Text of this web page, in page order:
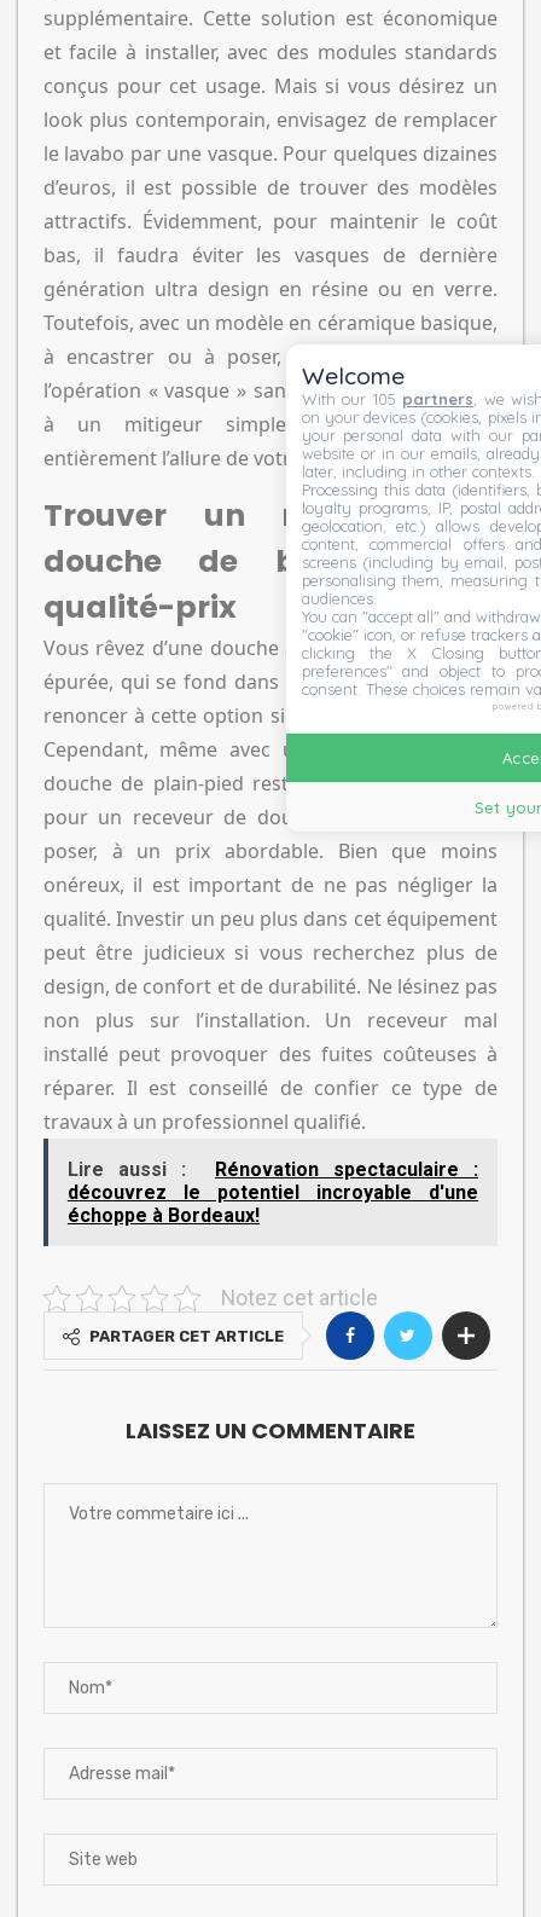
supplémentaire. Cette solution est économique
et facile à installer, avec des modules standards
conçus pour cet usage. Mais si vous désirez un
look plus contemporain, envisagez de remplacer
le lavabo par une vasque. Pour quelques dizaines
d’euros, il est possible de trouver des modèles
attractifs. Évidemment, pour maintenir le coût
bas, il faudra éviter les vasques de dernière
génération ultra design en résine ou en verre.
Toutefois, avec un modèle en céramique basique,
à encastrer ou à poser, vous pouvez réaliser
l’opération « vasque » sans vous ruiner. Associée
à un mitigeur simple, cela transformera
entièrement l’allure de votre espace de toilette.
Trouver un receveur de
douche de bon rapport
qualité-prix
Vous rêvez d’une douche à l’italienne, ouverte et
épurée, qui se fond dans le décor ? Vous devrez
renoncer à cette option si elle est trop coûteuse.
Cependant, même avec un budget limité, une
douche de plain-pied reste envisageable. Optez
pour un receveur de douche extra plat prêt à
poser, à un prix abordable. Bien que moins
onéreux, il est important de ne pas négliger la
qualité. Investir un peu plus dans cet équipement
peut être judicieux si vous recherchez plus de
design, de confort et de durabilité. Ne lésinez pas
non plus sur l’installation. Un receveur mal
installé peut provoquer des fuites coûteuses à
réparer. Il est conseillé de confier ce type de
travaux à un professionnel qualifié.
Lire aussi :
Rénovation spectaculaire :
découvrez le potentiel incroyable d'une
échoppe à Bordeaux!
Notez cet article
PARTAGER CET ARTICLE
LAISSEZ UN COMMENTAIRE
Welcome
With our 105 partners , we
on your devices (cookies, pixels
your personal data with our
website or in our emails,
later, including in other contexts.
Processing this data (identifiers,
loyalty programs, IP, postal
geolocation, etc.) allows
content, commercial offers
screens (including by email,
personalising them, measuring
audiences.
You can "accept all" and
"cookie" icon, or refuse trackers
clicking the X Closing
preferences" and object to
consent. These choices remain
powered
Set